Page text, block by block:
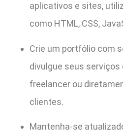
aplicativos e sites,
como HTML, CSS,
Crie um portfólio com
divulgue seus
freelancer ou
clientes.
Mantenha-se